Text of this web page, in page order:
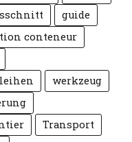
guide
conteneur
werkzeug
Transport